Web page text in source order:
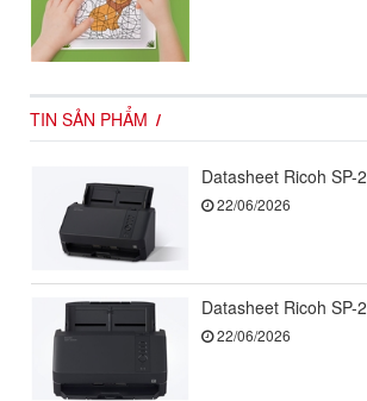
TIN SẢN PHẨM
Datasheet Ricoh SP-
22/06/2026
Datasheet Ricoh SP-
22/06/2026